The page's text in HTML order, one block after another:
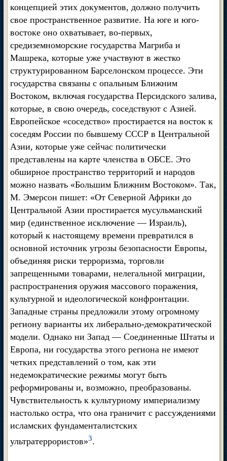
концепцией этих документов, должно получить
свое пространственное развитие. На юге и юго-
востоке оно охватывает, во-первых,
средиземноморские государства Магриба и
Машрека, которые уже участвуют в жестко
структурированном Барселонском процессе. Эти
государства связаны с опальным Ближним
Востоком, включая государства Персидского залива,
которые, в свою очередь, соседствуют с Азией.
Европейское «соседство» простирается на восток к
соседям России по бывшему СССР в Центральной
Азии, которые уже сейчас политически
представлены на карте членства в ОБСЕ. Это
обширное пространство территорий и народов
можно назвать «Большим Ближним Востоком». Так,
М. Эмерсон пишет: «От Северной Африки до
Центральной Азии простирается мусульманский
мир (единственное исключение — Израиль),
который к настоящему времени превратился в
основной источник угрозы безопасности Европы,
объединяя риски терроризма, торговли
запрещенными товарами, нелегальной миграции,
распространения оружия массового поражения,
культурной и идеологической конфронтации.
Западные страны предложили этому огромному
региону варианты их либерально-демократической
модели. Однако ни Запад — Соединенные Штаты и
Европа, ни государства этого региона не имеют
четких представлений о том, как эти
недемократические режимы могут быть
реформированы и, возможно, преобразованы.
Чувствительность к культурному империализму
настолько остра, что она граничит с рассуждениями
исламских фундаменталистских
ультратеррористов»3.